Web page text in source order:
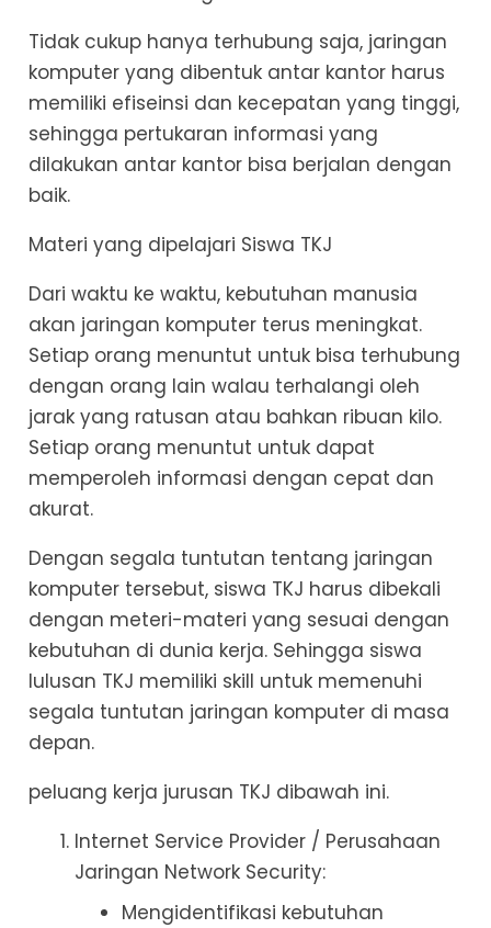
Tidak cukup hanya terhubung saja, jaringan
komputer yang dibentuk antar kantor harus
memiliki efiseinsi dan kecepatan yang tinggi,
sehingga pertukaran informasi yang
dilakukan antar kantor bisa berjalan dengan
baik.
Materi yang dipelajari Siswa TKJ
Dari waktu ke waktu, kebutuhan manusia
akan jaringan komputer terus meningkat.
Setiap orang menuntut untuk bisa terhubung
dengan orang lain walau terhalangi oleh
jarak yang ratusan atau bahkan ribuan kilo.
Setiap orang menuntut untuk dapat
memperoleh informasi dengan cepat dan
akurat.
Dengan segala tuntutan tentang jaringan
komputer tersebut, siswa TKJ harus dibekali
dengan meteri-materi yang sesuai dengan
kebutuhan di dunia kerja. Sehingga siswa
lulusan TKJ memiliki skill untuk memenuhi
segala tuntutan jaringan komputer di masa
depan.
peluang kerja jurusan TKJ dibawah ini.
Internet Service Provider / Perusahaan
Jaringan Network Security:
Mengidentifikasi kebutuhan